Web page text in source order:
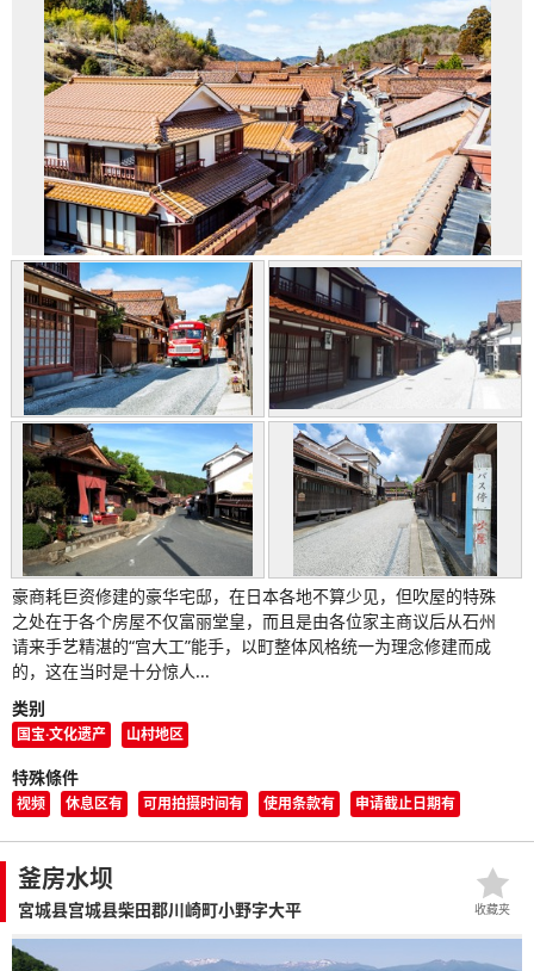
豪商耗巨资修建的豪华宅邸，在日本各地不算少见，但吹屋的特殊
之处在于各个房屋不仅富丽堂皇，而且是由各位家主商议后从石州
请来手艺精湛的“宫大工”能手，以町整体风格统一为理念修建而成
的，这在当时是十分惊人...
类别
国宝·文化遗产 山村地区
特殊條件
视频 休息区有 可用拍摄时间有 使用条款有 申请截止日期有
釜房水坝
宮城县宫城县柴田郡川崎町小野字大平 收藏夹